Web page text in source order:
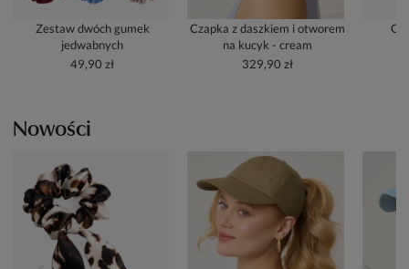
Zestaw dwóch gumek
jedwabnych
49,90 zł
Czapka z daszkiem i otworem
na kucyk - cream
329,90 zł
Nowości